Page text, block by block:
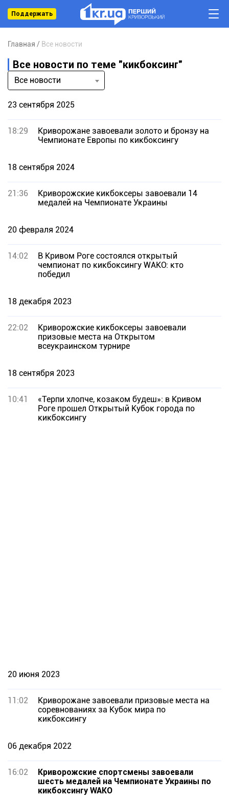
Поддержать
Главная Все новости
Все новости по теме "кикбоксинг"
Все новости
23 сентября 2025
18:29
Криворожане завоевали золото и бронзу на
Чемпионате Европы по кикбоксингу
18 сентября 2024
21:36
Криворожские кикбоксеры завоевали 14
медалей на Чемпионате Украины
20 февраля 2024
14:02
В Кривом Роге состоялся открытый
чемпионат по кикбоксингу WAKO: кто
победил
18 декабря 2023
22:02
Криворожские кикбоксеры завоевали
призовые места на Открытом
всеукраинском турнире
18 сентября 2023
10:41
«Терпи хлопче, козаком будеш»: в Кривом
Роге прошел Открытый Кубок города по
кикбоксингу
20 июня 2023
11:02
Криворожане завоевали призовые места на
соревнованиях за Кубок мира по
кикбоксингу
06 декабря 2022
16:02
Криворожские спортсмены завоевали
шесть медалей на Чемпионате Украины по
кикбоксингу WAKO